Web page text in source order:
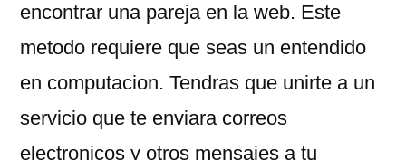
encontrar una pareja en la web. Este
metodo requiere que seas un entendido
en computacion. Tendras que unirte a un
servicio que te enviara correos
electronicos y otros mensajes a tu